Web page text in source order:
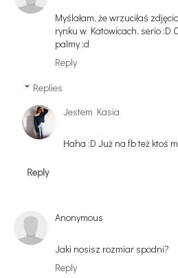
Myślałam, że wrzuciłaś
rynku w Katowicach, serio :D
palmy ;d
Reply
Replies
Jestem Kasia
Haha :D Już na fb też ktoś
Reply
Anonymous
Jaki nosisz rozmiar spodni?
Reply